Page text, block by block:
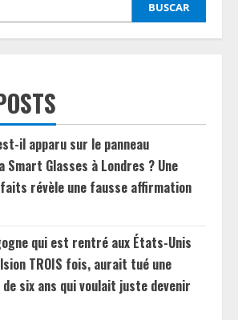
BUSCAR
il apparu sur le panneau
Glasses à Londres ? Une
révèle une fausse affirmation
qui est rentré aux États-Unis
TROIS fois, aurait tué une
six ans qui voulait juste devenir